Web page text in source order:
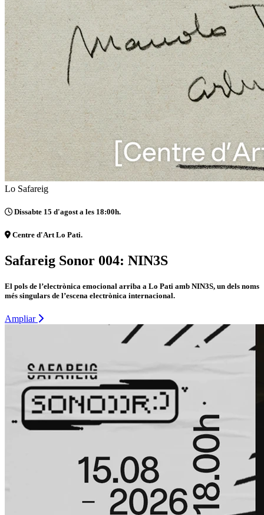
Lo Safareig
Dissabte 15 d'agost a les 18:00h.
Centre d'Art Lo Pati.
Safareig Sonor 004: NIN3S
El pols de l’electrònica emocional arriba a Lo Pati amb NIN3S, un dels noms
més singulars de l’escena electrònica internacional.
Ampliar